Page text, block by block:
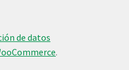
de datos
.